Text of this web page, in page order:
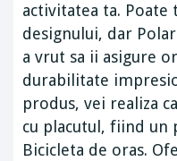
activitatea ta. Poate
designului, dar
a vrut sa ii asigure
durabilitate
produs, vei realiza
cu placutul, fiind un
Bicicleta de oras.